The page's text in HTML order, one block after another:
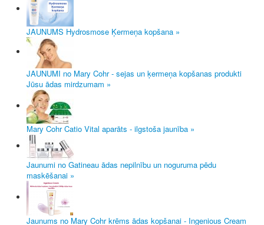
JAUNUMS Hydrosmose Ķermeņa kopšana »
JAUNUMI no Mary Cohr - sejas un ķermeņa kopšanas produkti
Jūsu ādas mirdzumam »
Mary Cohr Catio Vital aparāts - ilgstoša jaunība »
Jaunumi no Gatineau ādas nepilnību un noguruma pēdu
maskēšanai »
Jaunums no Mary Cohr krēms ādas kopšanai - Ingenious Cream